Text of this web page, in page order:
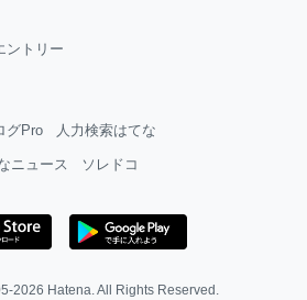
ントリー
グPro 人力検索はてな
ニュース ソレドコ
2026 Hatena. All Rights Reserved.